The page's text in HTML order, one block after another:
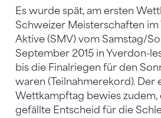
Es wurde spät, am ersten
Schweizer Meisterschaften im
Aktive (SMV) vom Samstag/
September 2015 in Yverdon-
bis die Finalriegen für den
waren (Teilnahmerekord). Der
Wettkampftag bewies zudem,
gefällte Entscheid für die